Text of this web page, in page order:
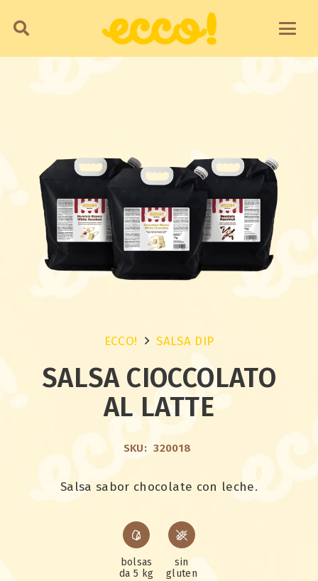
ECCO! SALSA DIP
SALSA CIOCCOLATO
AL LATTE
SKU: 320018
Salsa sabor chocolate con leche.
bolsas
da 5 kg
sin
gluten